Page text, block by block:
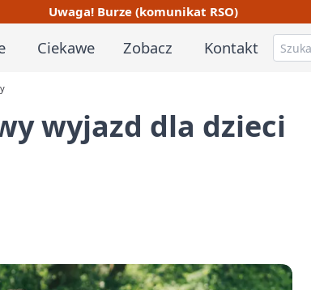
Uwaga! Burze (komunikat RSO)
Ciekawe Zobacz Kontakt
wyjazd dla dzieci